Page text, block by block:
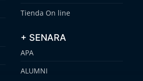
Tienda On line
+ SENARA
APA
ALUMNI